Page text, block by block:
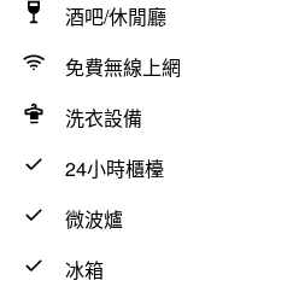
酒吧/休閒廳
免費無線上網
洗衣設備
24小時櫃檯
微波爐
冰箱